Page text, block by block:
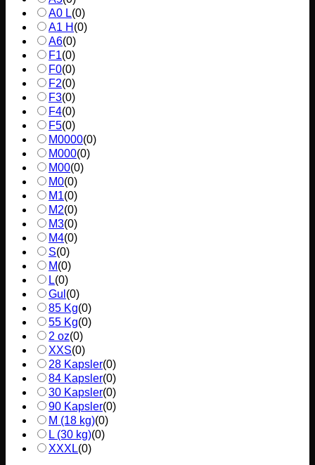
A0 L(0)
A1 H (0)
A6(0)
F1(0)
F0(0)
F2(0)
F3(0)
F4(0)
F5(0)
M0000(0)
M000(0)
M00(0)
M0(0)
M1(0)
M2(0)
M3(0)
M4(0)
S(0)
M(0)
L(0)
Gul (0)
85 Kg(0)
55 Kg(0)
2 oz(0)
XXS(0)
28 Kapsler(0)
84 Kapsler(0)
30 Kapsler(0)
90 Kapsler(0)
M (18 kg)(0)
L (30 kg)(0)
XXXL(0)